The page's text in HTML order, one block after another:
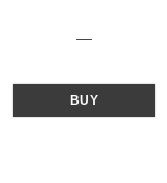
—
BUY